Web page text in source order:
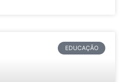
EDUCAÇÃO